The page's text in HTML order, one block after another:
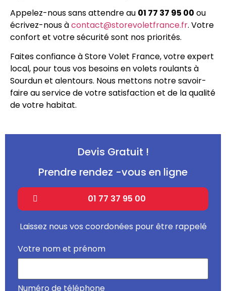
Appelez-nous sans attendre au 01 77 37 95 00 ou
écrivez-nous àcontact@storevoletfrance.fr. Votre
confort et votre sécurité sont nos priorités.
Faites confiance à Store Volet France, votre expert
local, pour tous vos besoins en volets roulants à
Sourdun et alentours. Nous mettons notre savoir-
faire au service de votre satisfaction et de la qualité
de votre habitat.
Devis Gratuit !
Prendre rendez -vous en ligne
01 77 37 95 00
Laissez nous vos coordonées pour être rappelé
Votre nom et prénom
Numéro de téléphone